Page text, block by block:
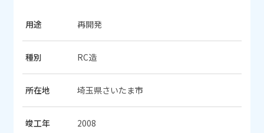
用途 再開発
種別 RC造
所在地 埼玉県さいたま市
竣工年 2008